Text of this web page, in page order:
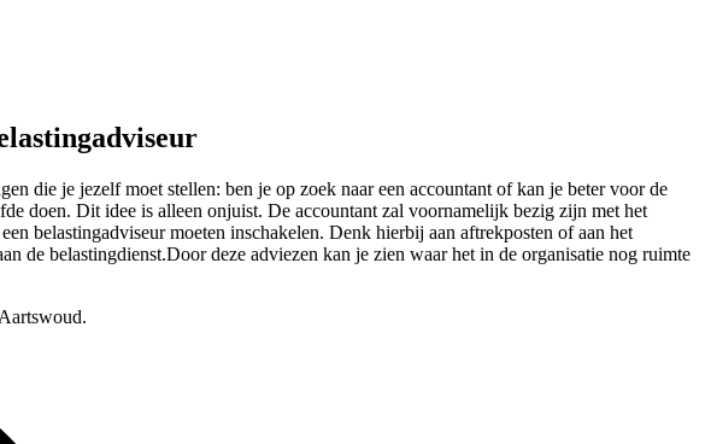
die je jezelf moet stellen: ben je op zoek naar een accountant of kan je beter voor de
doen. Dit idee is alleen onjuist. De accountant zal voornamelijk bezig zijn met het
belastingadviseur moeten inschakelen. Denk hierbij aan aftrekposten of aan het
de belastingdienst.Door deze adviezen kan je zien waar het in de organisatie nog ruimte